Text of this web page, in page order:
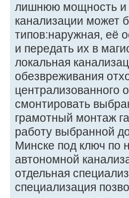
лишнюю мощность и
канализации может
типов:наружная, её
и передать их в
локальная
обезвреживания
централизованного
смонтировать
грамотный монтаж
работу выбранной
Минске под ключ по
автономной
отдельная
специализация